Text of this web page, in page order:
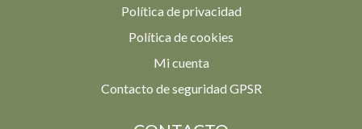
Política de privacidad
Política de cookies
Mi cuenta
Contacto de seguridad GPSR